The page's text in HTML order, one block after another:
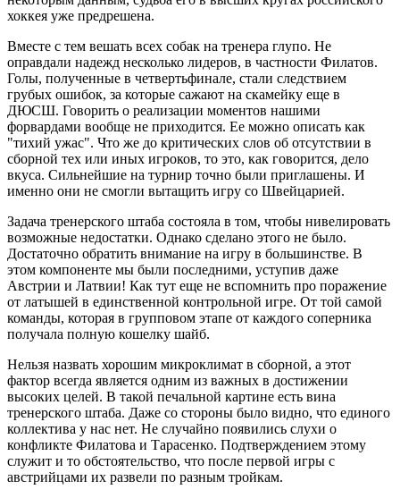
хоккея уже предрешена.
Вместе с тем вешать всех собак на тренера глупо. Не
оправдали надежд несколько лидеров, в частности Филатов.
Голы, полученные в четвертьфинале, стали следствием
грубых ошибок, за которые сажают на скамейку еще в
ДЮСШ. Говорить о реализации моментов нашими
форвардами вообще не приходится. Ее можно описать как
"тихий ужас". Что же до критических слов об отсутствии в
сборной тех или иных игроков, то это, как говорится, дело
вкуса. Сильнейшие на турнир точно были приглашены. И
именно они не смогли вытащить игру со Швейцарией.
Задача тренерского штаба состояла в том, чтобы нивелировать
возможные недостатки. Однако сделано этого не было.
Достаточно обратить внимание на игру в большинстве. В
этом компоненте мы были последними, уступив даже
Австрии и Латвии! Как тут еще не вспомнить про поражение
от латышей в единственной контрольной игре. От той самой
команды, которая в групповом этапе от каждого соперника
получала полную кошелку шайб.
Нельзя назвать хорошим микроклимат в сборной, а этот
фактор всегда является одним из важных в достижении
высоких целей. В такой печальной картине есть вина
тренерского штаба. Даже со стороны было видно, что единого
коллектива у нас нет. Не случайно появились слухи о
конфликте Филатова и Тарасенко. Подтверждением этому
служит и то обстоятельство, что после первой игры с
австрийцами их развели по разным тройкам.